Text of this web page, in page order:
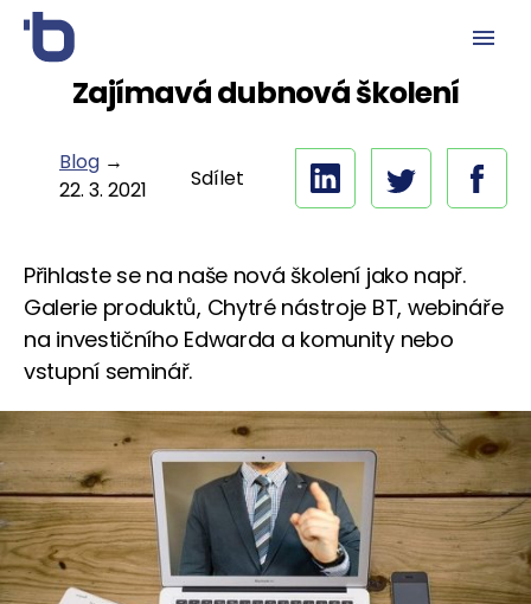
Zajímavá dubnová školení
Blog →
22. 3. 2021
Sdílet
Přihlaste se na naše nová školení jako např.
Galerie produktů, Chytré nástroje BT, webináře
na investičního Edwarda a komunity nebo
vstupní seminář.